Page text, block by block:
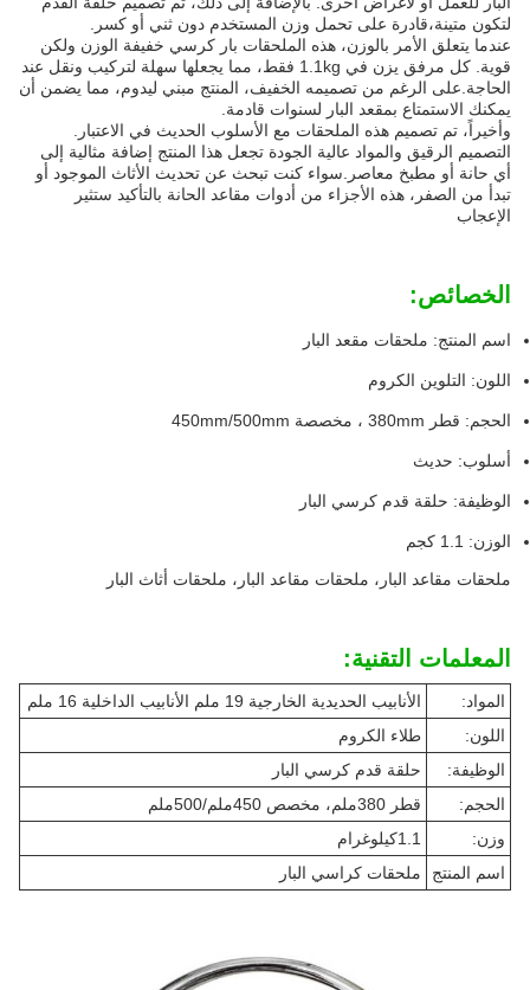
لتكون متينة،قادرة على تحمل وزن المستخدم دون ثني أو كسر.
عندما يتعلق الأمر بالوزن، هذه الملحقات بار كرسي خفيفة الوزن ولكن
قوية. كل مرفق يزن في 1.1kg فقط، مما يجعلها سهلة لتركيب ونقل عند
الحاجة.على الرغم من تصميمه الخفيف، المنتج مبني ليدوم، مما يضمن أن
يمكنك الاستمتاع بمقعد البار لسنوات قادمة.
وأخيراً، تم تصميم هذه الملحقات مع الأسلوب الحديث في الاعتبار.
التصميم الرقيق والمواد عالية الجودة تجعل هذا المنتج إضافة مثالية إلى
أي حانة أو مطبخ معاصر.سواء كنت تبحث عن تحديث الأثاث الموجود أو
تبدأ من الصفر، هذه الأجزاء من أدوات مقاعد الحانة بالتأكيد ستثير
الإعجاب
الخصائص:
اسم المنتج: ملحقات مقعد البار
اللون: التلوين الكروم
الحجم: قطر 380mm ، مخصصة 450mm/500mm
أسلوب: حديث
الوظيفة: حلقة قدم كرسي البار
الوزن: 1.1 كجم
ملحقات مقاعد البار، ملحقات مقاعد البار، ملحقات أثاث البار
المعلمات التقنية:
المواد:
الأنابيب الحديدية الخارجية 19 ملم الأنابيب الداخلية 16 ملم
اللون:
طلاء الكروم
الوظيفة:
حلقة قدم كرسي البار
الحجم:
قطر 380ملم، مخصص 450ملم/500ملم
وزن:
1.1كيلوغرام
اسم المنتج
ملحقات كراسي البار